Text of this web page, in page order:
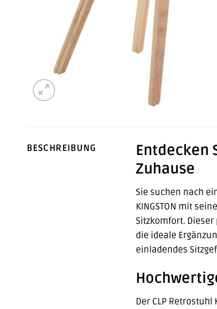
BESCHREIBUNG
Entdecken
Zuhause
Sie suchen nach
KINGSTON mit
Sitzkomfort.
die ideale
einladendes
Der CLP